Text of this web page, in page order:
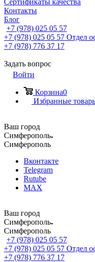
Сертификаты качества
Контакты
Блог
+7 (978) 025 05 57
+7 (978) 025 05 57 Отдел
+7 (978) 776 37 17
Задать вопрос
Войти
Корзина0
Избранные
Ваш город
Симферополь
Симферополь
Вконтакте
Telegram
Rutube
MAX
Ваш город
Симферополь
Симферополь
+7 (978) 025 05 57
+7 (978) 025 05 57 Отдел
+7 (978) 776 37 17